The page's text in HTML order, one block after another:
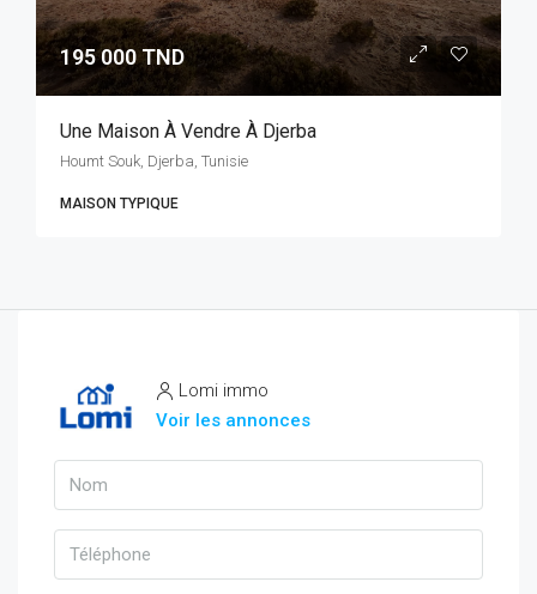
195 000 TND
Une Maison À Vendre À Djerba
Houmt Souk, Djerba, Tunisie
MAISON TYPIQUE
Lomi immo
Voir les annonces